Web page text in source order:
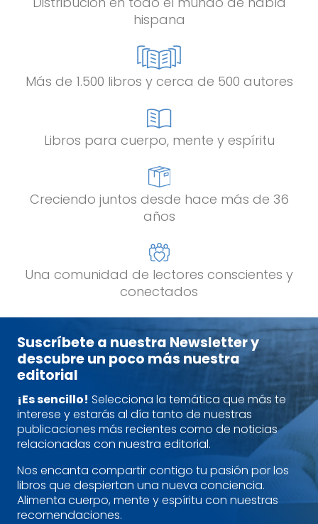
hispana
Más de 1.500 libros y cerca de 500 autores
Libros para cuerpo, mente y espíritu
Creciendo juntos desde hace más de 36
años
Una comunidad de lectores conscientes y
conectados
Suscríbete a nuestra Newsletter y
descubre un poco más nuestra
editorial
¡Es sencillo! Selecciona la temática que más te
interese y estarás al día tanto de nuestras
publicaciones más recientes como de noticias
relacionadas con nuestra editorial.
Nos encanta compartir contigo tu pasión por los
libros que despiertan una nueva conciencia.
Alimenta cuerpo, mente y espíritu con nuestras
recomendaciones.